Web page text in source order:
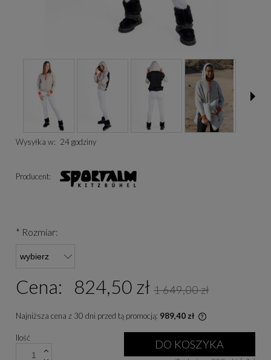
Wysyłka w: 24 godziny
Producent:
* Rozmiar:
Cena: 824,50 zł 1 649,00 zł
Najniższa cena z 30 dni przed tą promocją: 989,40 zł
niż 30 dni,
cena od
Ilość DO KOSZYKA